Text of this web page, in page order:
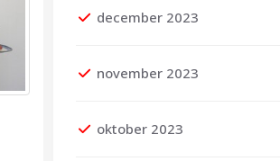
december 2023
november 2023
oktober 2023